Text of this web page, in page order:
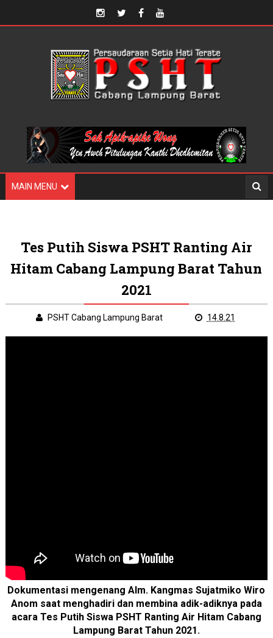
MAIN MENU
Tes Putih Siswa PSHT Ranting Air
Hitam Cabang Lampung Barat Tahun
2021
PSHT Cabang Lampung Barat 14.8.21
Dokumentasi mengenang Alm. Kangmas Sujatmiko Wiro
Anom saat menghadiri dan membina adik-adiknya pada
acara Tes Putih Siswa PSHT Ranting Air Hitam Cabang
Lampung Barat Tahun 2021.